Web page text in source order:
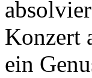
Konzert
ein